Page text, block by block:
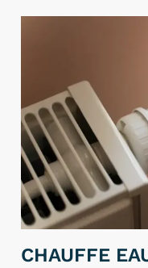
CHAUFFE